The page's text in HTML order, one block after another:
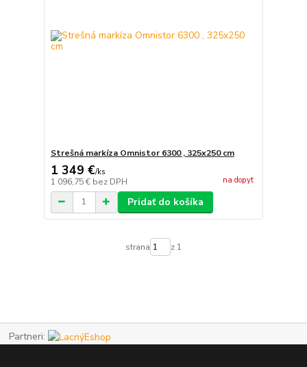
Strešná markíza Omnistor 6300 , 325x250 cm
1 349 €/ks
1 096,75 € bez DPH na dopyt
Pridať do košíka
strana z 1
Partneri: